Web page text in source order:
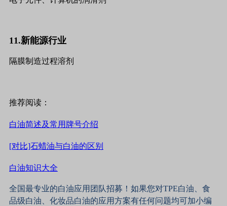
11.新能源行业
隔膜制造过程溶剂
推荐阅读：
白油简述及常用牌号介绍
[对比]石蜡油与白油的区别
白油知识大全
全国最专业的白油应用团队招募！如果您对TPE白油、食
品级白油、化妆品白油的应用方案有任何问题均可加小编